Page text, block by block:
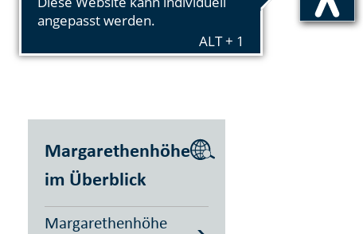
Margarethenhöhe
im Überblick
Margarethenhöhe